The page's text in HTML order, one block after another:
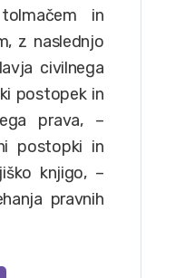
in
z naslednjo
civilnega
postopek in
prava, –
in
knjigo, –
pravnih